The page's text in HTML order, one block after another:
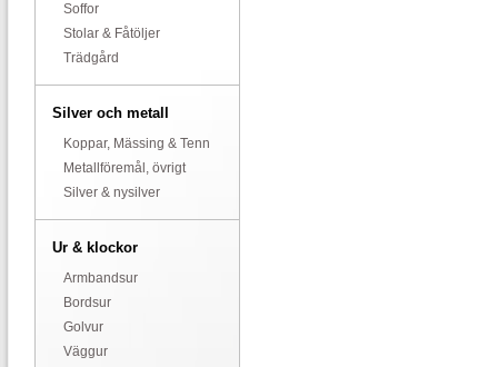
Soffor
Stolar & Fåtöljer
Trädgård
Silver och metall
Koppar, Mässing & Tenn
Metallföremål, övrigt
Silver & nysilver
Ur & klockor
Armbandsur
Bordsur
Golvur
Väggur